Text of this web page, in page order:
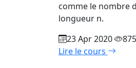
comme le nombre
longueur n.
23 Apr 2020
Lire le cours